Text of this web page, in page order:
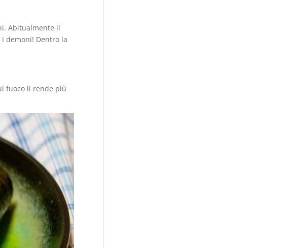
Abitualmente il
demoni! Dentro la
fuoco li rende più